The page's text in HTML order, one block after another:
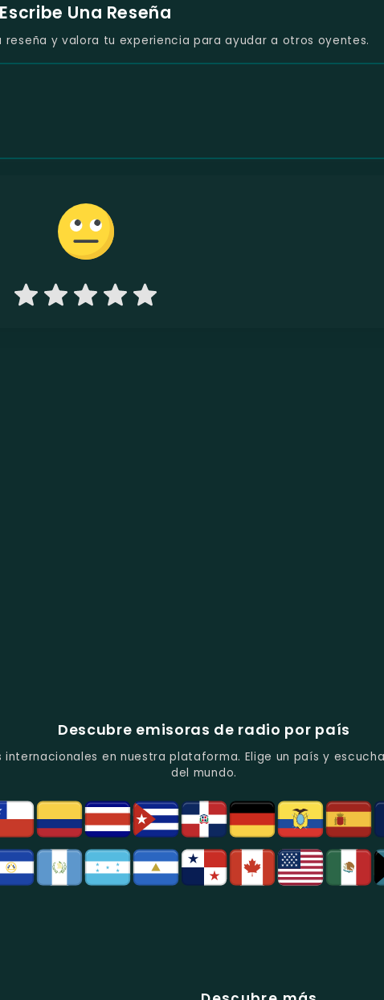
Escribe Una Reseña
y valora tu experiencia para ayudar a otros oyentes.
Descubre emisoras de radio por país
internacionales en nuestra plataforma. Elige un país y
del mundo.